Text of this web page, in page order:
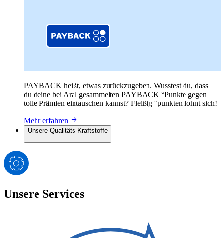
PAYBACK heißt, etwas zurückzugeben. Wusstest du, dass
du deine bei Aral gesammelten PAYBACK °Punkte gegen
tolle Prämien eintauschen kannst? Fleißig °punkten lohnt sich!
Mehr erfahren
Unsere Qualitäts-Kraftstoffe
Unsere Services